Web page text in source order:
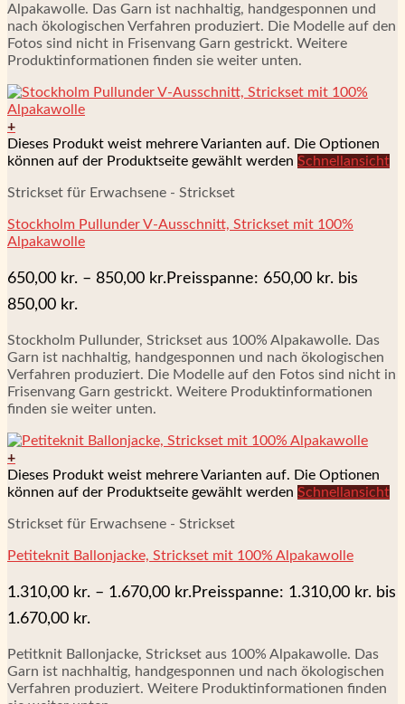
Alpakawolle. Das Garn ist nachhaltig, handgesponnen und
nach ökologischen Verfahren produziert. Die Modelle auf den
Fotos sind nicht in Frisenvang Garn gestrickt. Weitere
Produktinformationen finden sie weiter unten.
+
Dieses Produkt weist mehrere Varianten auf. Die Optionen
können auf der Produktseite gewählt werden Schnellansicht
Strickset für Erwachsene - Strickset
Stockholm Pullunder V-Ausschnitt, Strickset mit 100%
Alpakawolle
650,00 kr. – 850,00 kr.Preisspanne: 650,00 kr. bis
850,00 kr.
Stockholm Pullunder, Strickset aus 100% Alpakawolle. Das
Garn ist nachhaltig, handgesponnen und nach ökologischen
Verfahren produziert. Die Modelle auf den Fotos sind nicht in
Frisenvang Garn gestrickt. Weitere Produktinformationen
finden sie weiter unten.
+
Dieses Produkt weist mehrere Varianten auf. Die Optionen
können auf der Produktseite gewählt werden Schnellansicht
Strickset für Erwachsene - Strickset
Petiteknit Ballonjacke, Strickset mit 100% Alpakawolle
1.310,00 kr. – 1.670,00 kr.Preisspanne: 1.310,00 kr. bis
1.670,00 kr.
Petitknit Ballonjacke, Strickset aus 100% Alpakawolle. Das
Garn ist nachhaltig, handgesponnen und nach ökologischen
Verfahren produziert. Weitere Produktinformationen finden